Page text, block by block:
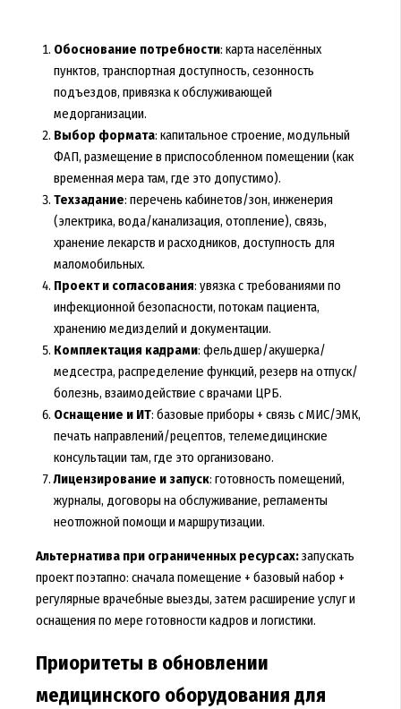
Обоснование потребности: карта населённых
пунктов, транспортная доступность, сезонность
подъездов, привязка к обслуживающей
медорганизации.
Выбор формата: капитальное строение, модульный
ФАП, размещение в приспособленном помещении (как
временная мера там, где это допустимо).
Техзадание: перечень кабинетов/зон, инженерия
(электрика, вода/канализация, отопление), связь,
хранение лекарств и расходников, доступность для
маломобильных.
Проект и согласования: увязка с требованиями по
инфекционной безопасности, потокам пациента,
хранению медизделий и документации.
Комплектация кадрами: фельдшер/акушерка/
медсестра, распределение функций, резерв на отпуск/
болезнь, взаимодействие с врачами ЦРБ.
Оснащение и ИТ: базовые приборы + связь с МИС/ЭМК,
печать направлений/рецептов, телемедицинские
консультации там, где это организовано.
Лицензирование и запуск: готовность помещений,
журналы, договоры на обслуживание, регламенты
неотложной помощи и маршрутизации.
Альтернатива при ограниченных ресурсах:запускать
проект поэтапно: сначала помещение + базовый набор +
регулярные врачебные выезды, затем расширение услуг и
оснащения по мере готовности кадров и логистики.
Приоритеты в обновлении
медицинского оборудования для